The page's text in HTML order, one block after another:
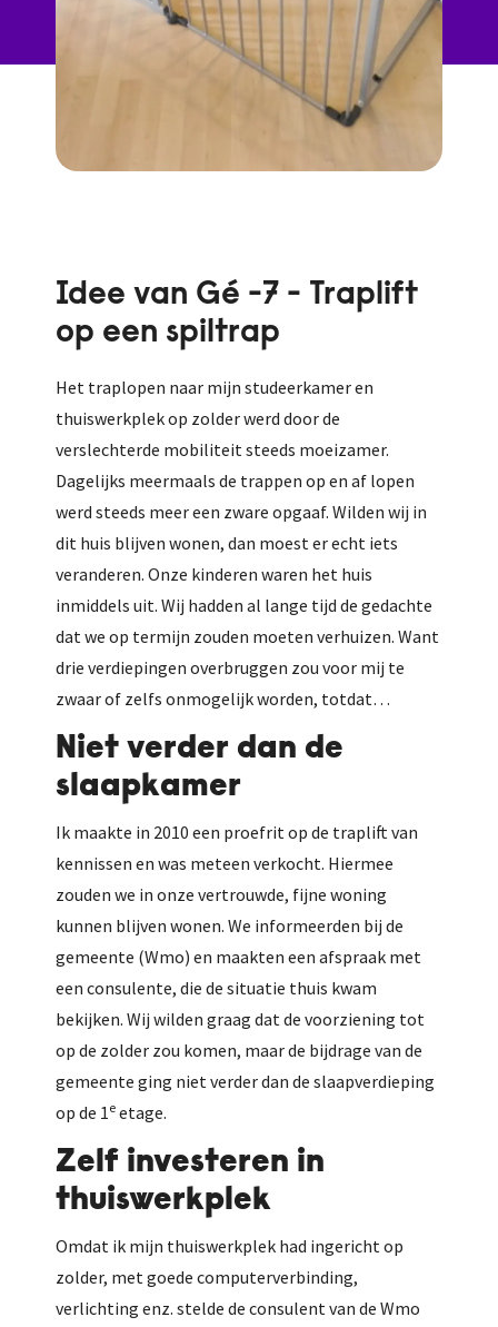
Idee van Gé -7 - Traplift
op een spiltrap
Het traplopen naar mijn studeerkamer en
thuiswerkplek op zolder werd door de
verslechterde mobiliteit steeds moeizamer.
Dagelijks meermaals de trappen op en af lopen
werd steeds meer een zware opgaaf. Wilden wij in
dit huis blijven wonen, dan moest er echt iets
veranderen. Onze kinderen waren het huis
inmiddels uit. Wij hadden al lange tijd de gedachte
dat we op termijn zouden moeten verhuizen. Want
drie verdiepingen overbruggen zou voor mij te
zwaar of zelfs onmogelijk worden, totdat…
Niet verder dan de
slaapkamer
Ik maakte in 2010 een proefrit op de traplift van
kennissen en was meteen verkocht. Hiermee
zouden we in onze vertrouwde, fijne woning
kunnen blijven wonen. We informeerden bij de
gemeente (Wmo) en maakten een afspraak met
een consulente, die de situatie thuis kwam
bekijken. Wij wilden graag dat de voorziening tot
op de zolder zou komen, maar de bijdrage van de
gemeente ging niet verder dan de slaapverdieping
op de 1e etage.
Zelf investeren in
thuiswerkplek
Omdat ik mijn thuiswerkplek had ingericht op
zolder, met goede computerverbinding,
verlichting enz. stelde de consulent van de Wmo